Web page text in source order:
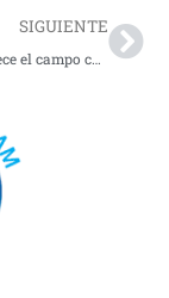
SIGUIENTE
Ancuya fortalece el campo con formación en producciones agroecológicas